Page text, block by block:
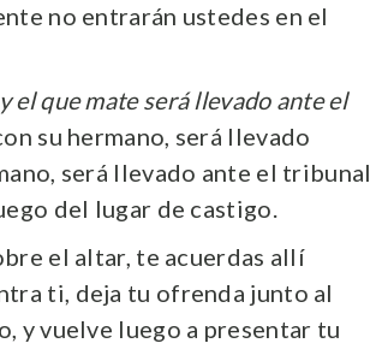
no entrarán ustedes en el
el que mate será llevado ante el
su hermano, será llevado
será llevado ante el tribunal
del lugar de castigo.
el altar, te acuerdas allí
ti, deja tu ofrenda junto al
y vuelve luego a presentar tu